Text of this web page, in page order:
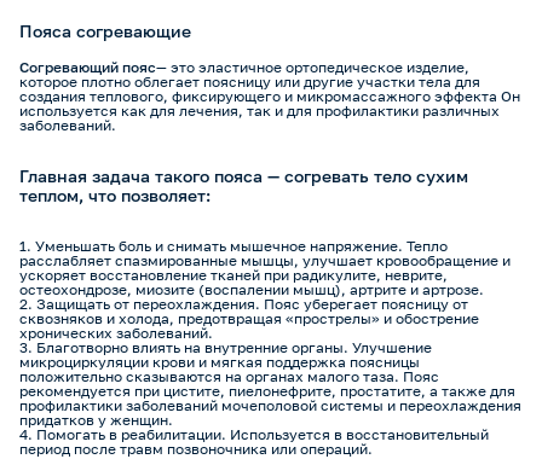
Пояса согревающие
Согревающий пояс— это эластичное ортопедическое изделие,
которое плотно облегает поясницу или другие участки тела для
создания теплового, фиксирующего и микромассажного эффекта Он
используется как для лечения, так и для профилактики различных
заболеваний.
Главная задача такого пояса — согревать тело сухим
теплом, что позволяет:
Уменьшать боль и снимать мышечное напряжение. Тепло
расслабляет спазмированные мышцы, улучшает кровообращение и
ускоряет восстановление тканей при радикулите, неврите,
остеохондрозе, миозите (воспалении мышц), артрите и артрозе.
Защищать от переохлаждения. Пояс уберегает поясницу от
сквозняков и холода, предотвращая «прострелы» и обострение
хронических заболеваний.
Благотворно влиять на внутренние органы. Улучшение
микроциркуляции крови и мягкая поддержка поясницы
положительно сказываются на органах малого таза. Пояс
рекомендуется при цистите, пиелонефрите, простатите, а также для
профилактики заболеваний мочеполовой системы и переохлаждения
придатков у женщин.
Помогать в реабилитации. Используется в восстановительный
период после травм позвоночника или операций.